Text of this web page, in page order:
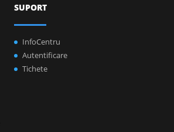
SUPORT
InfoCentru
Autentificare
Tichete